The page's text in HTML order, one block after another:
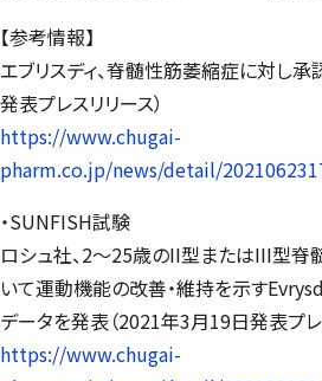
【参考情報】
エブリスディ、脊髄性筋萎縮症に対し
発表プレスリリース）
https://www.chugai-
pharm.co.jp/news/detail/
・SUNFISH試験
ロシュ社、2～25歳のII型またはIII型脊
いて運動機能の改善・維持を示す
データを発表（2021年3月19日発表プレ
https://www.chugai-